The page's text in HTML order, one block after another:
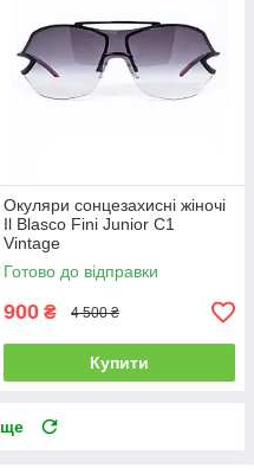
Окуляри сонцезахисні жіночі
Il Blasco Fini Junior C1
Vintage
Готово до відправки
900 ₴ 4 500 ₴
Купити
ще